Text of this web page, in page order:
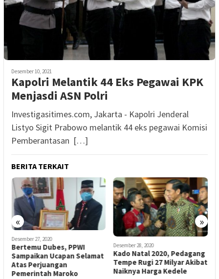
Desember 10, 2021
Kapolri Melantik 44 Eks Pegawai KPK
Menjasdi ASN Polri
Investigasitimes.com, Jakarta - Kapolri Jenderal
Listyo Sigit Prabowo melantik 44 eks pegawai Komisi
Pemberantasan […]
BERITA TERKAIT
« »
Desember 27, 2020
Bertemu Dubes, PPWI
Sampaikan Ucapan Selamat
Atas Perjuangan
Pemerintah Maroko
Desember 28, 2020
Kado Natal 2020, Pedagang
Tempe Rugi 27 Milyar Akibat
Naiknya Harga Kedele